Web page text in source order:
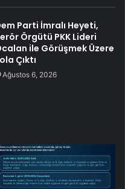
Parti İmralı Heyeti,
Örgütü PKK Lideri
ile Görüşmek Üzere
Çıktı
Ağustos 6, 2026